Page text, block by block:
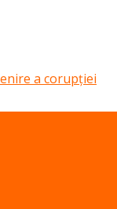
a corupției